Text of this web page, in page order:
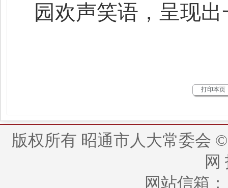
园欢声笑语，呈现
打印本页
版权所有 昭通市人大常委会 ©
网
网站信箱